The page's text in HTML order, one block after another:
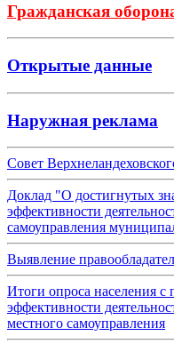
Гражданская
Открытые данные
Наружная реклама
Совет
Доклад "О достигнутых
эффективности
самоуправления
Выявление
Итоги опроса населения
эффективности
местного самоуправления